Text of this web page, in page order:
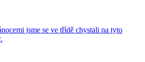
jsme se ve třídě chystali na tyto